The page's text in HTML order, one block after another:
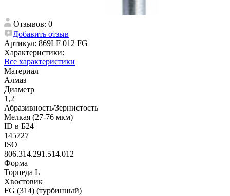
Отзывов: 0
Добавить отзыв
Артикул: 869LF 012 FG
Характеристики:
Все характеристики
Материал
Алмаз
Диаметр
1,2
Абразивность/Зернистость
Мелкая (27-76 мкм)
ID в Б24
145727
ISO
806.314.291.514.012
Форма
Торпеда L
Хвостовик
FG (314) (турбинный)